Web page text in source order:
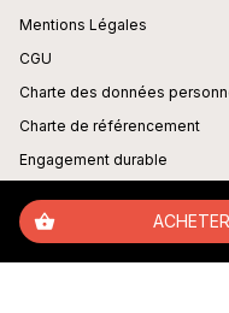
shopping_basket
Mentions Légales
CGU
Charte des données
Charte de référencement
Engagement durable
Règlement cadre jeux-